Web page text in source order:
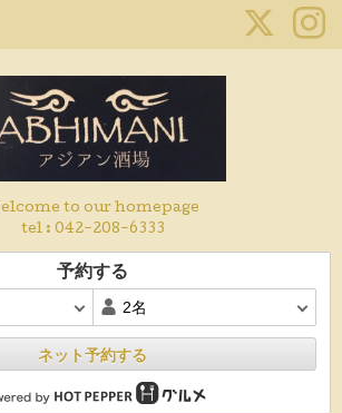
to our homepage
tel : 042-208-6333
予約する
ネット予約する